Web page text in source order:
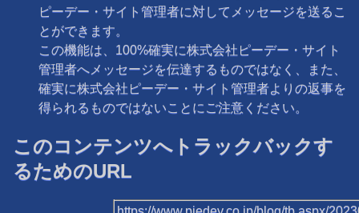
ピーデー・サイト管理者に対してメッセージを送るこ
とができます。
この機能は、100%確実に株式会社ピーデー・サイト
管理者へメッセージを伝達するものではなく、また、
確実に株式会社ピーデー・サイト管理者よりの返事を
得られるものではないことにご注意ください。
このコンテンツへトラックバックす
るためのURL